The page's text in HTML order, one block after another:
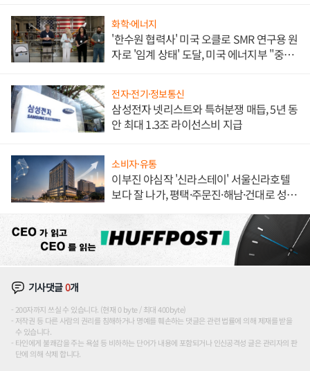
화학·에너지
'한수원 협력사' 미국 오클로 SMR 연구용 원
자로 '임계 상태' 도달, 미국 에너지부 "중요
전자·전기·정보통신
삼성전자 넷리스트와 특허분쟁 매듭, 5년 동
안 최대 1.3조 라이선스비 지급
소비자·유통
이부진 야심작 '신라스테이' 서울신라호텔
보다 잘 나가, 평택·주문진·해남·건대로 성
기사댓글0개
200자까지 쓰실 수 있습니다. (현재 0 byte / 최대 400byte)
저작권 등 다른 사람의 권리를 침해하거나 명예를 훼손하는 댓글은 관련 법률에 의해 제재를 받을
수 있습니다.
타인에게 불쾌감을 주는 욕설 등 비하하는 단어가 내용에 포함되거나 인신공격성 글은 관리자의 판
단에 의해 삭제 합니다.